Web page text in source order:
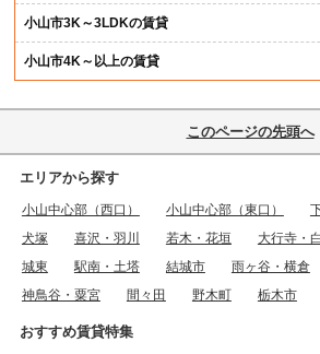
小山市3K～3LDKの賃貸
小山市4K～以上の賃貸
このページの先頭へ
エリアから探す
小山中心部（西口） 小山中心部（東口）
犬塚
喜沢・羽川 若木・花垣 大行寺・
城東
駅南・土塔 結城市 雨ヶ谷・横倉
神鳥谷・粟宮
間々田 野木町 栃木市
おすすめ賃貸特集